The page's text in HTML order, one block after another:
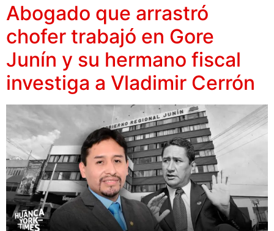
Abogado que arrastró
chofer trabajó en Gore
Junín y su hermano fiscal
investiga a Vladimir Cerrón